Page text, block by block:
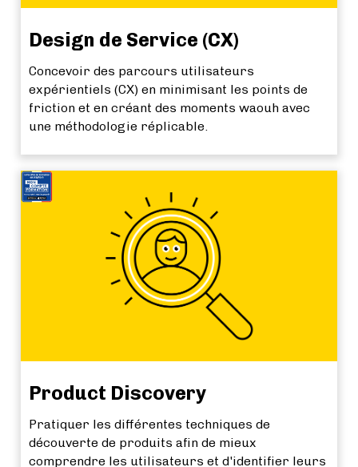
Design de Service (CX)
Concevoir des parcours utilisateurs
expérientiels (CX) en minimisant les points de
friction et en créant des moments waouh avec
une méthodologie réplicable.
Product Discovery
Pratiquer les différentes techniques de
découverte de produits afin de mieux
comprendre les utilisateurs et d'identifier leurs